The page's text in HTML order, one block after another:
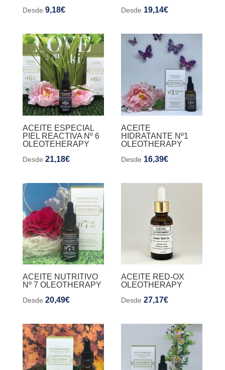
Desde 9,18€ Desde 19,14€
ACEITE ESPECIAL
PIEL REACTIVA Nº 6
OLEOTEHERAPY
Desde 21,18€
ACEITE
HIDRATANTE Nº1
OLEOTHERAPY
Desde 16,39€
ACEITE NUTRITIVO
Nº 7 OLEOTHERAPY
Desde 20,49€
ACEITE RED-OX
OLEOTHERAPY
Desde27,17€